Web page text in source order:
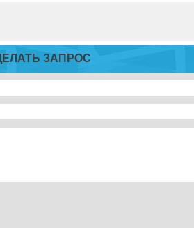
ЗАПРОС